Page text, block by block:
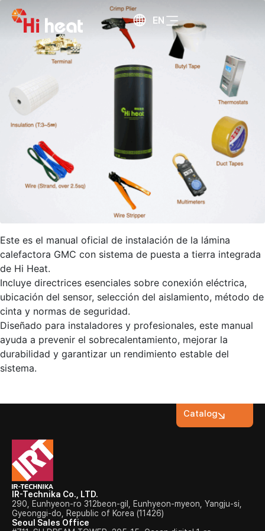
EN
Este es el manual oficial de instalación de la lámina
calefactora GMC con sistema de puesta a tierra integrada
de Hi Heat.
Incluye directrices esenciales sobre conexión eléctrica,
ubicación del sensor, selección del aislamiento, método de
cinta y normas de seguridad.
Diseñado para instaladores y profesionales, este manual
ayuda a prevenir el sobrecalentamiento, mejorar la
durabilidad y garantizar un rendimiento estable del
sistema.
IR-Technika Co., LTD.
290, Eunhyeon-ro 312beon-gil, Eunhyeon-myeon, Yangju-si,
Gyeonggi-do, Republic of Korea (11426)
Seoul Sales Office
Catalog